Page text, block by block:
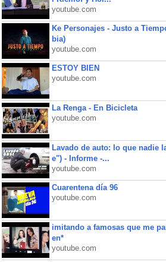
youtube.com
Ke Personajes - Justo a
bia)
youtube.com
ESTOY BIEN
youtube.com
La Renga - En Bicicleta
youtube.com
Lavado de auto: lo que nadie
e") - Informe -...
youtube.com
Cuarentena día 96
youtube.com
imitando a famosas que me
en*
youtube.com